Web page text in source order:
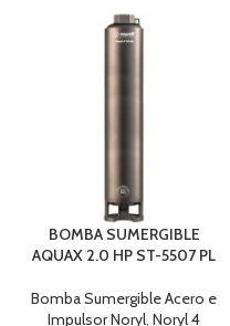
BOMBA SUMERGIBLE
AQUAX 2.0 HP ST-5507 PL
Bomba Sumergible Acero e
Impulsor Noryl, Noryl 4